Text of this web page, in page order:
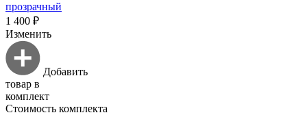
прозрачный
1 400 ₽
Изменить
Добавить
товар в
комплект
Стоимость комплекта